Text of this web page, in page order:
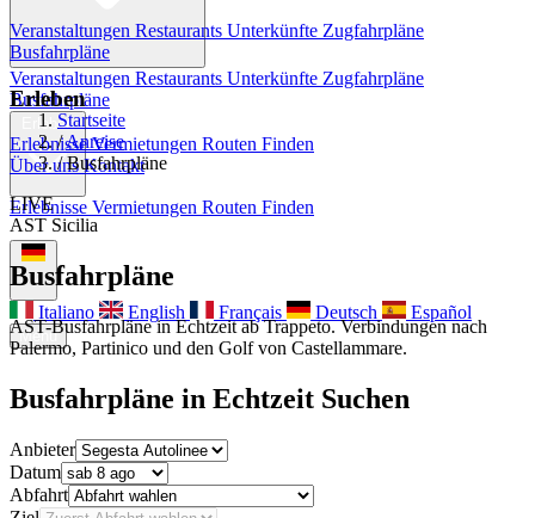
Veranstaltungen Restaurants Unterkünfte Zugfahrpläne
Busfahrpläne
Erleben
Erlebnisse Vermietungen Routen Finden
Über unsKontakt
Italiano English Français Deutsch Español
Menu
Veranstaltungen Restaurants Unterkünfte Zugfahrpläne
Busfahrpläne
Erleben
Erlebnisse Vermietungen Routen Finden
Über uns Kontakt
Startseite
/Anreise
/ Busfahrpläne
LIVE
AST Sicilia
Busfahrpläne
AST-Busfahrpläne in Echtzeit ab Trappeto. Verbindungen nach
Palermo, Partinico und den Golf von Castellammare.
Busfahrpläne in Echtzeit Suchen
Anbieter
Datum
Abfahrt